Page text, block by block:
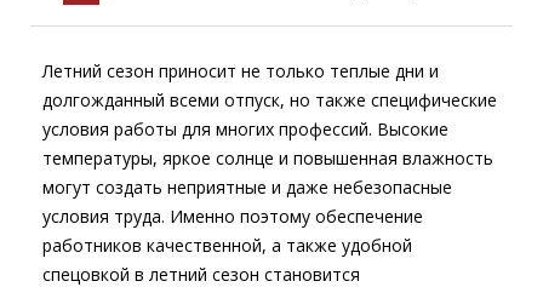
Летний сезон приносит не только теплые дни и
долгожданный всеми отпуск, но также специфические
условия работы для многих профессий. Высокие
температуры, яркое солнце и повышенная влажность
могут создать неприятные и даже небезопасные
условия труда. Именно поэтому обеспечение
работников качественной, а также удобной
спецовкой в летний сезон становится